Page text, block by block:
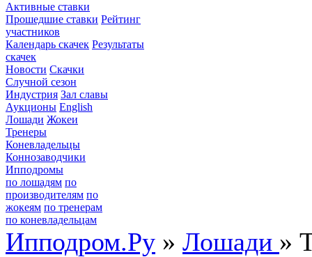
Активные ставки
Прошедшие ставки Рейтинг
участников
Календарь скачек Результаты
скачек
Новости Скачки
Случной сезон
Индустрия Зал славы
Аукционы English
Лошади Жокеи
Тренеры
Коневладельцы
Коннозаводчики
Ипподромы
по лошадям по
производителям по
жокеям по тренерам
по коневладельцам
Ипподром.Ру » Лошади »